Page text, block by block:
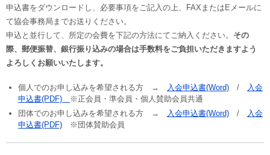
申込書をダウンロードし、必要事項をご記入の上、FAXまたはEメールに
て協会事務局までお送りください。
申込と並行して、所定の会費を下記の方法にてご納入ください。 その
際、郵便振替、銀行振り込みの場合は手数料をご負担いただきますよう
よろしくお願いいたします。
個人でのお申し込みを希望される方 → 入会申込書(Word) /
入会
申込書(PDF)
※正会員・準会員・個人賛助会員共通
団体でのお申し込みを希望される方 →
入会申込書(Word) /
入会
申込書(PDF) ※団体賛助会員